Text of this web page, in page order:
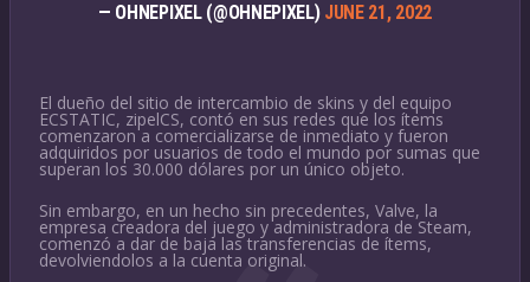
— OHNEPIXEL (@OHNEPIXEL) JUNE 21, 2022
El dueño del sitio de intercambio de skins y del equipo
ECSTATIC, zipelCS, contó en sus redes que los ítems
comenzaron a comercializarse de inmediato y fueron
adquiridos por usuarios de todo el mundo por sumas que
superan los 30.000 dólares por un único objeto.
Sin embargo, en un hecho sin precedentes, Valve, la
empresa creadora del juego y administradora de Steam,
comenzó a dar de baja las transferencias de ítems,
devolviendolos a la cuenta original.